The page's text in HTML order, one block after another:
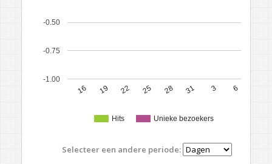
Hits Unieke bezoekers
6
3
31
28
25
22
19
16
-1.00
-0.75
-0.50
Selecteer een andere periode: